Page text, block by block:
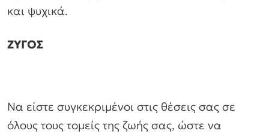
και ψυχικά.
ΖΥΓΟΣ
Να είστε συγκεκριμένοι στις θέσεις σας σε
όλους τους τομείς της ζωής σας, ώστε να